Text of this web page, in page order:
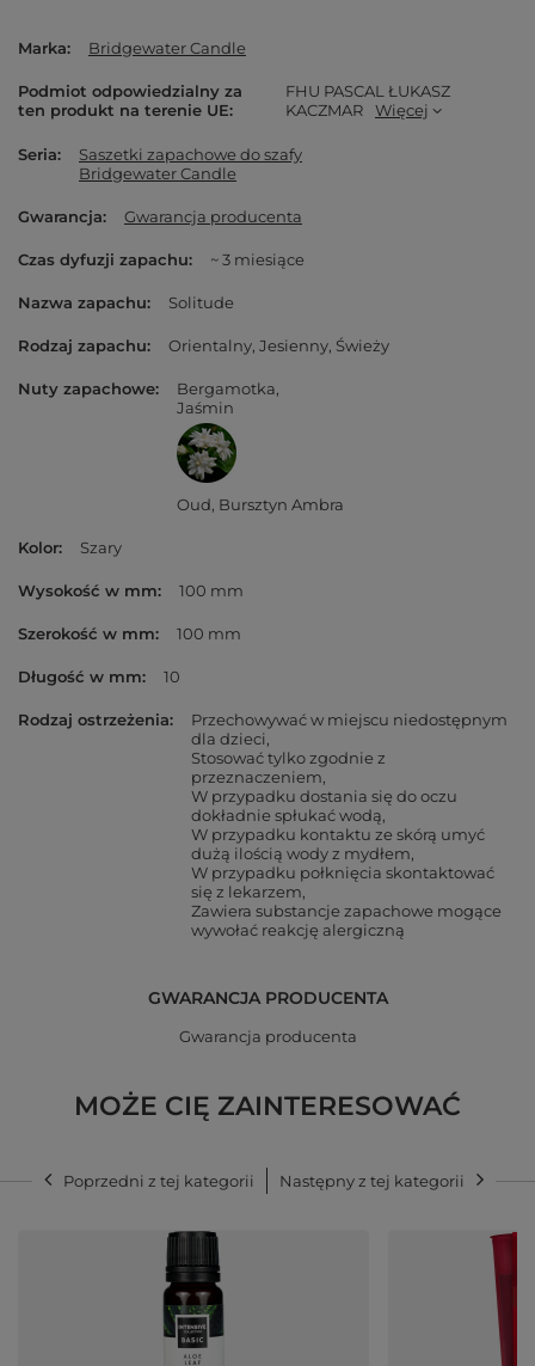
Marka Bridgewater Candle
Podmiot odpowiedzialny za
ten produkt na terenie UE
FHU PASCAL ŁUKASZ
KACZMAR
Więcej
Seria
Saszetki zapachowe do szafy
Bridgewater Candle
Gwarancja Gwarancja producenta
Czas dyfuzji zapachu ~ 3 miesiące
Nazwa zapachu Solitude
Rodzaj zapachu Orientalny Jesienny Świeży
Nuty zapachowe
Bergamotka
Jaśmin
Oud Bursztyn Ambra
Kolor Szary
Wysokość w mm 100 mm
Szerokość w mm 100 mm
Długość w mm 10
Rodzaj ostrzeżenia
Przechowywać w miejscu niedostępnym
dla dzieci
Stosować tylko zgodnie z
przeznaczeniem
W przypadku dostania się do oczu
dokładnie spłukać wodą
W przypadku kontaktu ze skórą umyć
dużą ilością wody z mydłem
W przypadku połknięcia skontaktować
się z lekarzem
Zawiera substancje zapachowe mogące
wywołać reakcję alergiczną
GWARANCJA PRODUCENTA
Gwarancja producenta
MOŻE CIĘ ZAINTERESOWAĆ
Poprzedni z tej kategorii Następny z tej kategorii